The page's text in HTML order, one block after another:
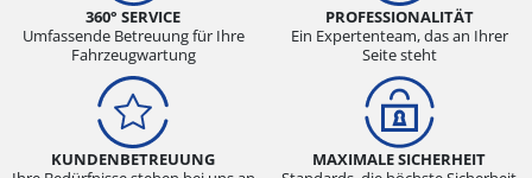
Fahrzeugmodell
Alle Arten (0)
Pkw (0)
360° SERVICE
Umfassende Betreuung für Ihre
Fahrzeugwartung
PROFESSIONALITÄT
Ein Expertenteam, das an Ihrer
Seite steht
KUNDENBETREUUNG
MAXIMALE SICHERHEIT